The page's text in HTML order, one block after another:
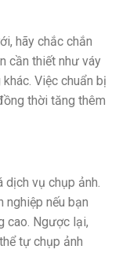
hãy chắc chắn
cần thiết như váy
Việc chuẩn bị
thời tăng thêm
dịch vụ chụp ảnh.
nghiệp nếu bạn
cao. Ngược lại,
tự chụp ảnh